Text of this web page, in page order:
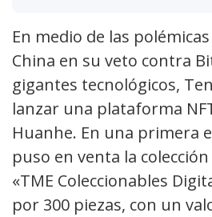
En medio de las
China en su veto contra
gigantes tecnológicos,
lanzar una plataforma
Huanhe. En una primera
puso en venta la
«TME Coleccionables
por 300 piezas, con un